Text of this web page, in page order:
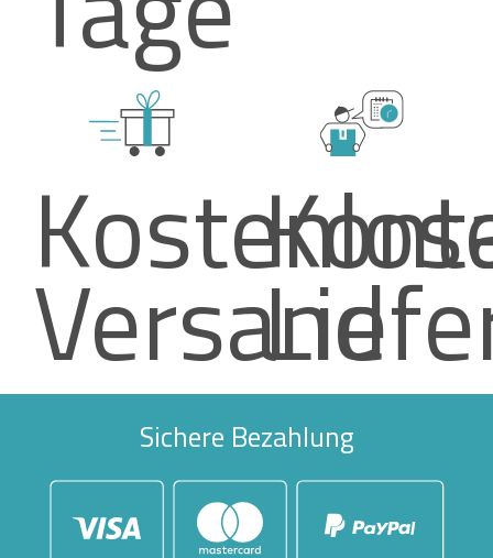
Versand
Sichere Bezahlung